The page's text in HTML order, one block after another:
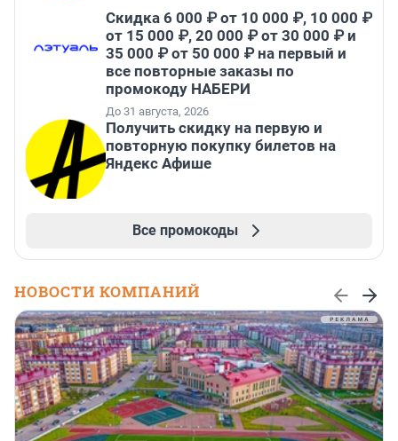
Скидка 6 000 ₽ от 10 000 ₽, 10 000 ₽
от 15 000 ₽, 20 000 ₽ от 30 000 ₽ и
35 000 ₽ от 50 000 ₽ на первый и
все повторные заказы по
промокоду НАБЕРИ
До 31 августа, 2026
Получить скидку на первую и
повторную покупку билетов на
Яндекс Афише
Все промокоды
НОВОСТИ КОМПАНИЙ